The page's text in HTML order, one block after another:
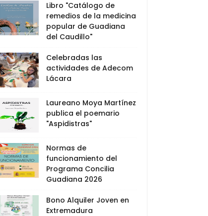
Libro "Catálogo de
remedios de la medicina
popular de Guadiana
del Caudillo"
Celebradas las
actividades de Adecom
Lácara
Laureano Moya Martínez
publica el poemario
"Aspidistras"
Normas de
funcionamiento del
Programa Concilia
Guadiana 2026
Bono Alquiler Joven en
Extremadura